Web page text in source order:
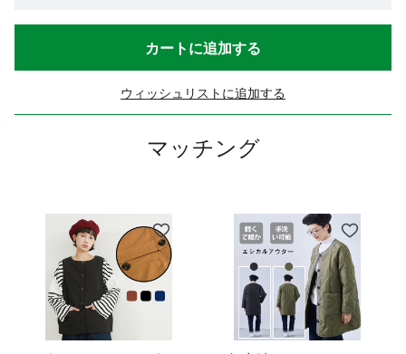
カートに追加する
ウィッシュリストに追加する
マッチング